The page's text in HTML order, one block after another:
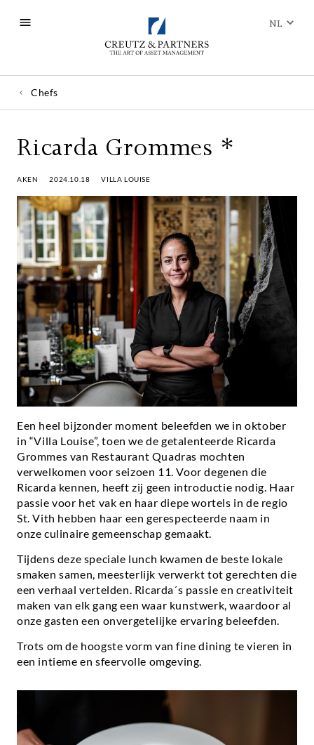
NL
Chefs
Ricarda Grommes *
AKEN 2024.10.18 VILLA LOUISE
Een heel bijzonder moment beleefden we in oktober
in “Villa Louise”, toen we de getalenteerde Ricarda
Grommes van Restaurant Quadras mochten
verwelkomen voor seizoen 11. Voor degenen die
Ricarda kennen, heeft zij geen introductie nodig. Haar
passie voor het vak en haar diepe wortels in de regio
St. Vith hebben haar een gerespecteerde naam in
onze culinaire gemeenschap gemaakt.
Tijdens deze speciale lunch kwamen de beste lokale
smaken samen, meesterlijk verwerkt tot gerechten die
een verhaal vertelden. Ricarda´s passie en creativiteit
maken van elk gang een waar kunstwerk, waardoor al
onze gasten een onvergetelijke ervaring beleefden.
Trots om de hoogste vorm van fine dining te vieren in
een intieme en sfeervolle omgeving.